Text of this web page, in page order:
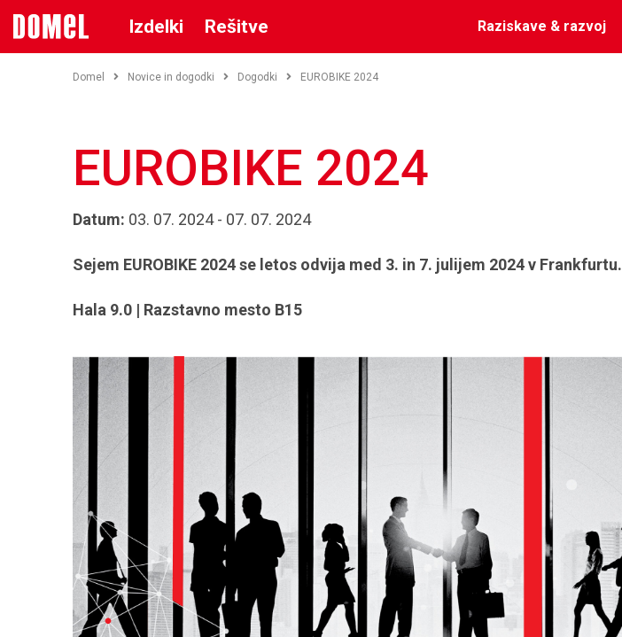
Izdelki Rešitve Raziskave & razvoj
Domel Novice in dogodki Dogodki EUROBIKE 2024
EUROBIKE 2024
Datum: 03. 07. 2024 - 07. 07. 2024
Sejem EUROBIKE 2024 se letos odvija med 3. in 7. julijem 2024 v Frankfurtu.
Hala 9.0 | Razstavno mesto B15